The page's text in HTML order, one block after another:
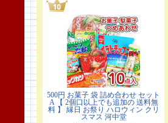
500円 お菓子 袋 詰め合わせ セット
A 【 2個口以上でも追加の 送料無
料 】 縁日 お祭り ハロウィン クリ
スマス 河中堂